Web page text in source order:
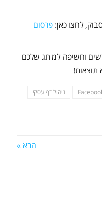
לחצו כאן: פרסום
וחשיפה למותג שלכם
תוצאות!
ניהול דף עסקי
הבא »